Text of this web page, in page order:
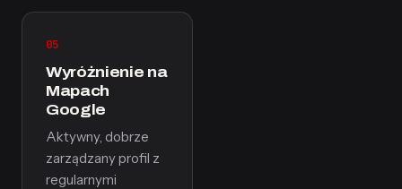
05
Wyróżnienie na
Mapach
Google
Aktywny, dobrze
zarządzany profil z
regularnymi